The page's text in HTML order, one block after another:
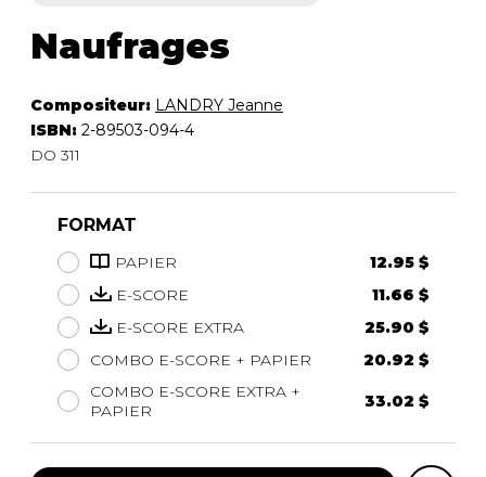
Naufrages
Compositeur: LANDRY Jeanne
ISBN: 2-89503-094-4
DO 311
FORMAT
PAPIER
12.95 $
E-SCORE
11.66 $
E-SCORE EXTRA
25.90 $
COMBO E-SCORE + PAPIER
20.92 $
COMBO E-SCORE EXTRA +
PAPIER
33.02 $